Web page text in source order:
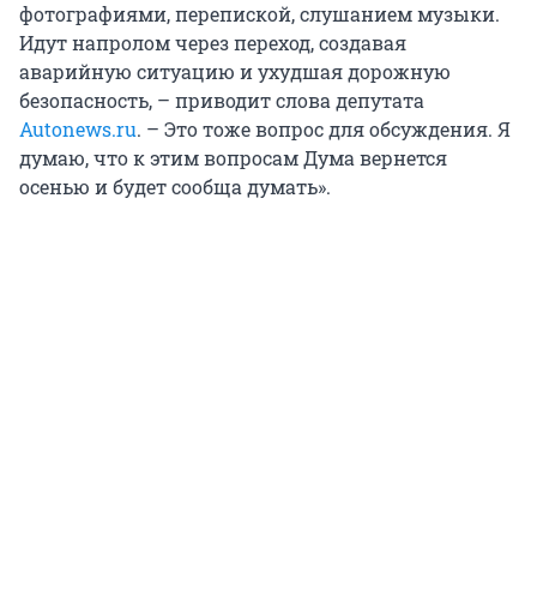
фотографиями, перепиской, слушанием музыки.
Идут напролом через переход, создавая
аварийную ситуацию и ухудшая дорожную
безопасность, – приводит слова депутата
Autonews.ru. – Это тоже вопрос для обсуждения. Я
думаю, что к этим вопросам Дума вернется
осенью и будет сообща думать».